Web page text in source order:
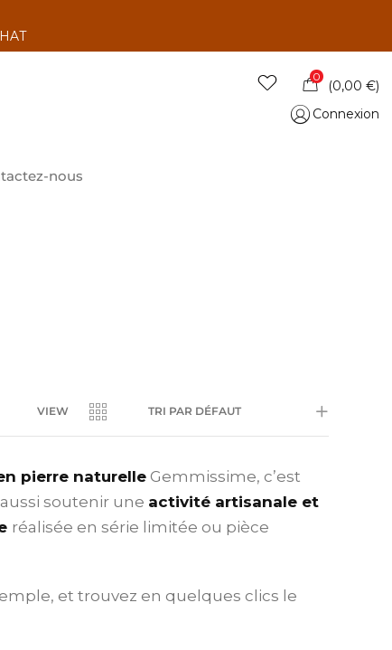
nous
0
(0,00 €)
Connexion
VIEW TRI PAR DÉFAUT
pierre naturelle Gemmissime, c’est
soutenir une activité artisanale et
réalisée en série limitée ou pièce
et trouvez en quelques clics le